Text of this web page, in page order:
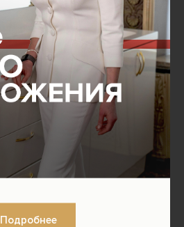
Подробнее